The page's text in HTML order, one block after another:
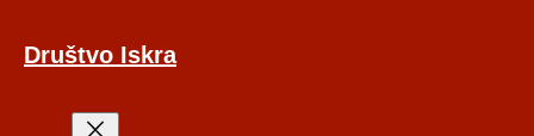
vsebino
Društvo Iskra